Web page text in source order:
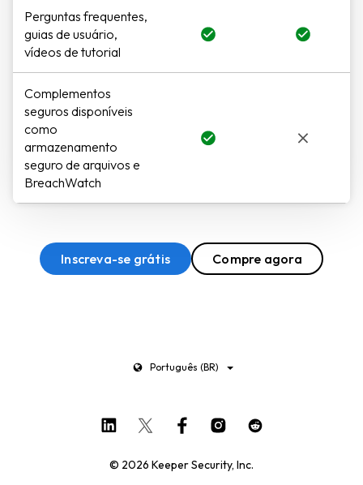
Perguntas frequentes,
guias de usuário,
vídeos de tutorial
Complementos
seguros disponíveis
como
armazenamento
seguro de arquivos e
BreachWatch
Inscreva-se grátis Compre agora
Português (BR)
© 2026 Keeper Security, Inc.